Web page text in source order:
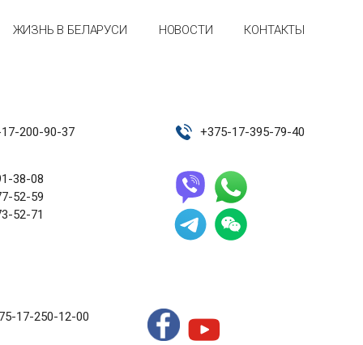
ЖИЗНЬ В БЕЛАРУСИ НОВОСТИ КОНТАКТЫ
200-90-37 +375-17-395-79-40
38-08
52-59
52-71
17-250-12-00